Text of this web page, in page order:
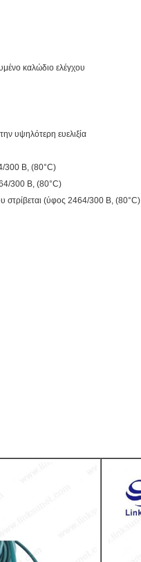
καλώδιο ελέγχου
υψηλότερη ευελιξία
300 Β, (80°C)
300 Β, (80°C)
στρίβεται (ύφος 2464/300 Β, (80°C)